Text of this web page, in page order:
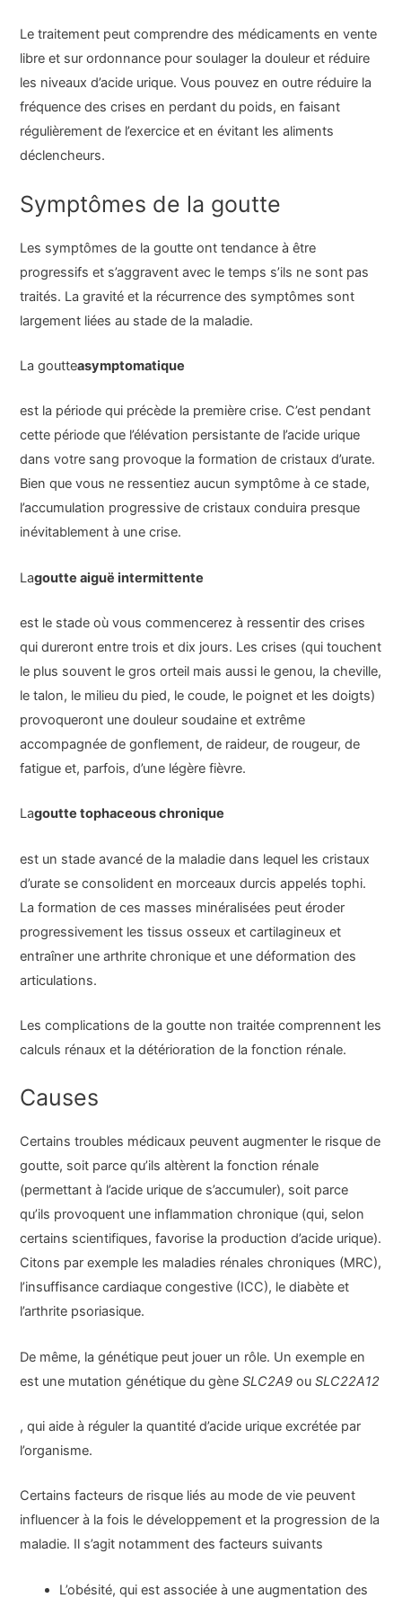
Le traitement peut comprendre des médicaments en vente
libre et sur ordonnance pour soulager la douleur et réduire
les niveaux d’acide urique. Vous pouvez en outre réduire la
fréquence des crises en perdant du poids, en faisant
régulièrement de l’exercice et en évitant les aliments
déclencheurs.
Symptômes de la goutte
Les symptômes de la goutte ont tendance à être
progressifs et s’aggravent avec le temps s’ils ne sont pas
traités. La gravité et la récurrence des symptômes sont
largement liées au stade de la maladie.
La goutteasymptomatique
est la période qui précède la première crise. C’est pendant
cette période que l’élévation persistante de l’acide urique
dans votre sang provoque la formation de cristaux d’urate.
Bien que vous ne ressentiez aucun symptôme à ce stade,
l’accumulation progressive de cristaux conduira presque
inévitablement à une crise.
Lagoutte aiguë intermittente
est le stade où vous commencerez à ressentir des crises
qui dureront entre trois et dix jours. Les crises (qui touchent
le plus souvent le gros orteil mais aussi le genou, la cheville,
le talon, le milieu du pied, le coude, le poignet et les doigts)
provoqueront une douleur soudaine et extrême
accompagnée de gonflement, de raideur, de rougeur, de
fatigue et, parfois, d’une légère fièvre.
Lagoutte tophaceous chronique
est un stade avancé de la maladie dans lequel les cristaux
d’urate se consolident en morceaux durcis appelés tophi.
La formation de ces masses minéralisées peut éroder
progressivement les tissus osseux et cartilagineux et
entraîner une arthrite chronique et une déformation des
articulations.
Les complications de la goutte non traitée comprennent les
calculs rénaux et la détérioration de la fonction rénale.
Causes
Certains troubles médicaux peuvent augmenter le risque de
goutte, soit parce qu’ils altèrent la fonction rénale
(permettant à l’acide urique de s’accumuler), soit parce
qu’ils provoquent une inflammation chronique (qui, selon
certains scientifiques, favorise la production d’acide urique).
Citons par exemple les maladies rénales chroniques (MRC),
l’insuffisance cardiaque congestive (ICC), le diabète et
l’arthrite psoriasique.
De même, la génétique peut jouer un rôle. Un exemple en
est une mutation génétique du gèneSLC2A9ouSLC22A12
, qui aide à réguler la quantité d’acide urique excrétée par
l’organisme.
Certains facteurs de risque liés au mode de vie peuvent
influencer à la fois le développement et la progression de la
maladie. Il s’agit notamment des facteurs suivants
L’obésité, qui est associée à une augmentation des